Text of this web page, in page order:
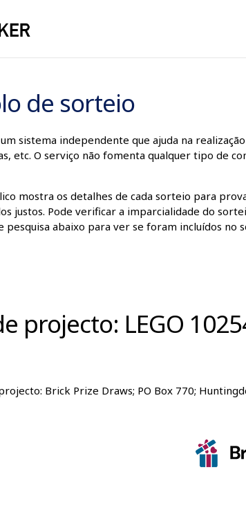
de sorteio
sistema independente que ajuda na
etc. O serviço não fomenta qualquer tipo de
mostra os detalhes de cada sorteio para
justos. Pode verificar a imparcialidade do
pesquisa abaixo para ver se foram incluídos no
projecto: LEGO
Brick Prize Draws; PO Box 770;